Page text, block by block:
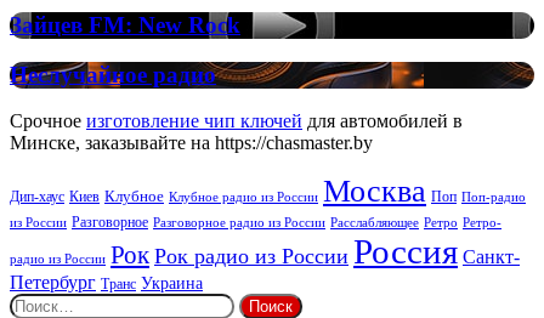
House
Зайцев
FM:
New
Rock
Зайцев FM: New Rock
Неслучайное
радио
Неслучайное радио
Срочное изготовление чип ключей для автомобилей в
Минске, заказывайте на https://chasmaster.by
Дип-хаус Киев Клубное Клубное радио из России Москва Поп Поп-радио
из России Разговорное Разговорное радио из России Расслабляющее Ретро Ретро-
радио из России Рок Рок радио из России Россия Санкт-
Петербург Транс Украина
Найти: